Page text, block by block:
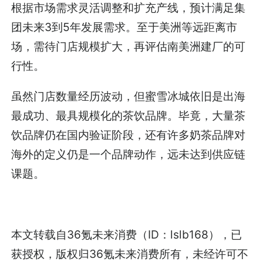
根据市场需求灵活调整和扩充产线，预计满足集
团未来3到5年发展需求。至于美洲等远距离市
场，需待门店规模扩大，再评估南美洲建厂的可
行性。
虽然门店数量经历波动，但蜜雪冰城依旧是出海
最成功、最具规模化的茶饮品牌。毕竟，大量茶
饮品牌仍在国内验证阶段，还有许多奶茶品牌对
海外的定义仍是一个品牌动作，远未达到供应链
课题。
本文转载自36氪未来消费（ID：lslb168），已
获授权，版权归36氪未来消费所有，未经许可不